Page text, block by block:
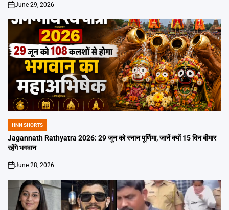
on
June 29, 2026
POSTED
IN
HNN SHORTS
Jagannath Rathyatra 2026: 29 जून को स्नान पूर्णिमा, जानें क्यों 15 दिन बीमार
रहेंगे भगवान
on
June 28, 2026